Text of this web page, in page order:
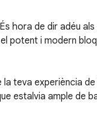
hora de dir adéu
potent i modern
teva experiència
estalvia ample de